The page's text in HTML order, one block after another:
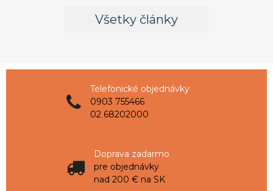
Všetky články
Telefonické objednávky
0903 755466
02 68202000
Doprava zadarmo
pre objednávky
nad 200 € na SK